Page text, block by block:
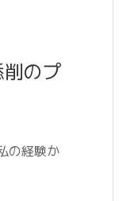
のプ
の経験か